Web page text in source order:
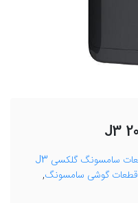
قطعات سامسونگ گلکسی J3
قطعات گوشی سامسونگ,